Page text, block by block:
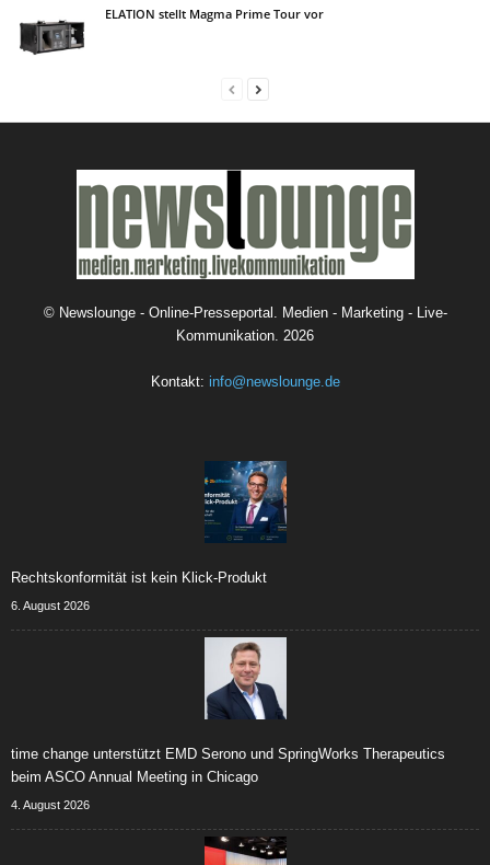
ELATION stellt Magma Prime Tour vor
© Newslounge - Online-Presseportal. Medien - Marketing - Live-
Kommunikation. 2026
Kontakt: info@newslounge.de
Rechtskonformität ist kein Klick-Produkt
6. August 2026
time change unterstützt EMD Serono und SpringWorks Therapeutics
beim ASCO Annual Meeting in Chicago
4. August 2026